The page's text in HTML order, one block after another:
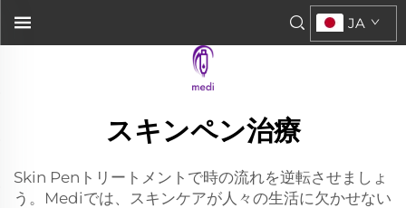
JA
スキンペン治療
Skin Penトリートメントで時の流れを逆転させましょ
う。Mediでは、スキンケアが人々の生活に欠かせない